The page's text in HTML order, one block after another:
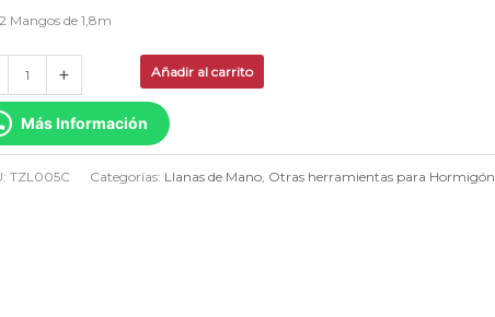
2 Mangos de 1,8m
+ Añadir al carrito
Más Información
TZL005C Categorías: Llanas de Mano Otras herramientas para Hormigón